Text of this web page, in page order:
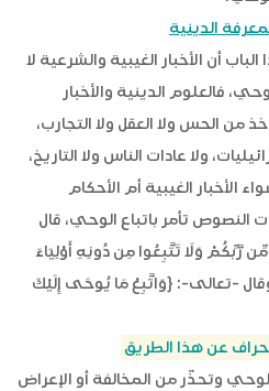
الدينية
أن الأخبار الغيبية والشرعية لا
فالعلوم الدينية والأخبار
من الحس ولا العقل ولا التجارب،
ولا عادات الناس ولا التاريخ،
الأخبار الغيبية أم الأحكام
النصوص تأمر باتباع الوحي، قال
رَّبِّكُمْ وَلَا تَتَّبِعُوا مِن دُونِهِ أَوْلِيَاءَ
مَّا تَذَكَّرُونَ} (الأعراف: 3)، وقال -تعالى-: {وَاتَّبِعْ مَا يُوحَى إِلَيْكَ
عن هذا الطريق
وتحذّر من المخالفة أو الإعراض